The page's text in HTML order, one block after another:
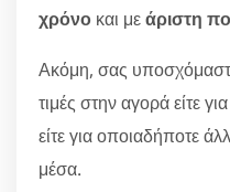
χρόνο και μεάριστη
Ακόμη, σας
τιμές στην αγορά είτε για
είτε για οποιαδήποτε
μέσα.